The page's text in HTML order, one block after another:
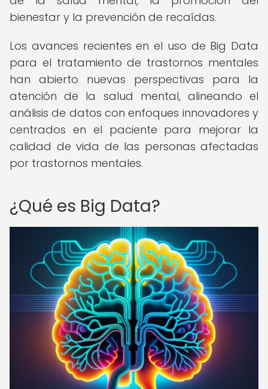
bienestar y la prevención de recaídas.
Los avances recientes en el uso de Big Data
para el tratamiento de trastornos mentales
han abierto nuevas perspectivas para la
atención de la salud mental, alineando el
análisis de datos con enfoques innovadores y
centrados en el paciente para mejorar la
calidad de vida de las personas afectadas
por trastornos mentales.
¿Qué es Big Data?